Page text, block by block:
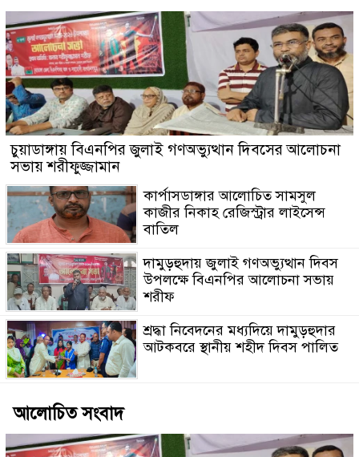
চুয়াডাঙ্গায় বিএনপির জুলাই গণঅভ্যুত্থান দিবসের আলোচনা
সভায় শরীফুজ্জামান
কার্পাসডাঙ্গার আলোচিত সামসুল
কাজীর নিকাহ রেজিস্ট্রার লাইসেন্স
বাতিল
দামুড়হুদায় জুলাই গণঅভ্যুত্থান দিবস
উপলক্ষে বিএনপির আলোচনা সভায়
শরীফ
শ্রদ্ধা নিবেদনের মধ্যদিয়ে দামুড়হুদার
আটকবরে স্থানীয় শহীদ দিবস পালিত
আলোচিত সংবাদ